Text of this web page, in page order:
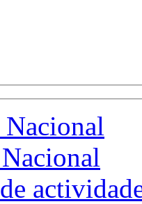
Nacional